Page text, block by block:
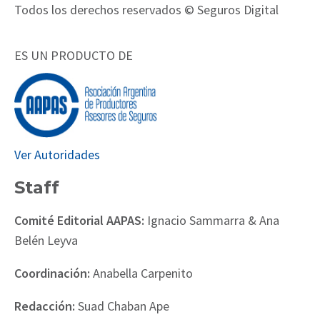
Todos los derechos reservados © Seguros Digital
ES UN PRODUCTO DE
Ver Autoridades
Staff
Comité Editorial AAPAS: Ignacio Sammarra & Ana
Belén Leyva
Coordinación: Anabella Carpenito
Redacción: Suad Chaban Ape